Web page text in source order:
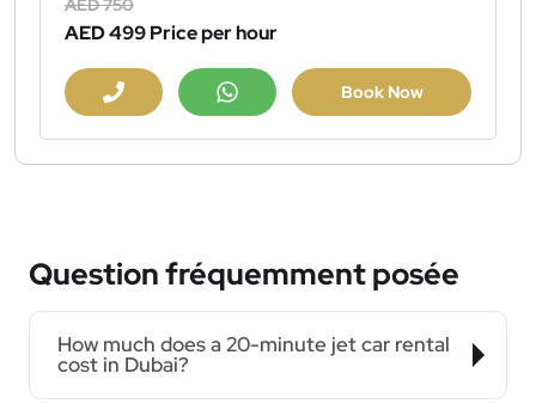
AED 499Price per hour
Book Now
Question fréquemment posée
How much does a 20-minute jet car rental
cost in Dubai?